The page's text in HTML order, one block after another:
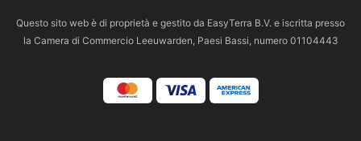
Questo sito web è di proprietà e gestito da EasyTerra B.V. e iscritta presso
la Camera di Commercio Leeuwarden, Paesi Bassi, numero 01104443